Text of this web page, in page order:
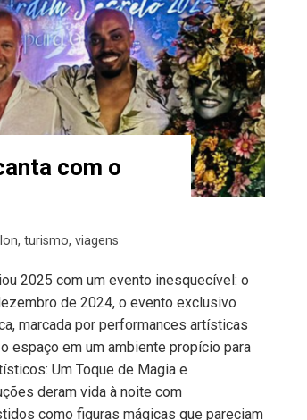
com o
, turismo, viagens
2025 com um evento inesquecível: o
de 2024, o evento exclusivo
marcada por performances artísticas
espaço em um ambiente propício para
Um Toque de Magia e
deram vida à noite com
como figuras mágicas que pareciam